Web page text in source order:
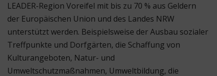
LEADER-Region Voreifel mit bis zu 70 % aus Geldern
der Europäischen Union und des Landes NRW
unterstützt werden. Beispielsweise der Ausbau sozialer
Treffpunkte und Dorfgärten, die Schaffung von
Kulturangeboten, Natur- und
Umweltschutzmaßnahmen, Umweltbildung, die